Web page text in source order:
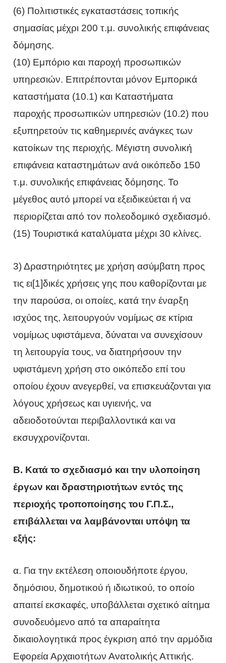
(6) Πολιτιστικές εγκαταστάσεις τοπικής
σημασίας μέχρι 200 τ.μ. συνολικής επιφάνειας
δόμησης.
(10) Εμπόριο και παροχή προσωπικών
υπηρεσιών. Επιτρέπονται μόνον Εμπορικά
καταστήματα (10.1) και Καταστήματα
παροχής προσωπικών υπηρεσιών (10.2) που
εξυπηρετούν τις καθημερινές ανάγκες των
κατοίκων της περιοχής. Μέγιστη συνολική
επιφάνεια καταστημάτων ανά οικόπεδο 150
τ.μ. συνολικής επιφάνειας δόμησης. Το
μέγεθος αυτό μπορεί να εξειδικεύεται ή να
περιορίζεται από τον πολεοδομικό σχεδιασμό.
(15) Τουριστικά καταλύματα μέχρι 30 κλίνες.
3) Δραστηριότητες με χρήση ασύμβατη προς
τις ει[1]δικές χρήσεις γης που καθορίζονται με
την παρούσα, οι οποίες, κατά την έναρξη
ισχύος της, λειτουργούν νομίμως σε κτίρια
νομίμως υφιστάμενα, δύναται να συνεχίσουν
τη λειτουργία τους, να διατηρήσουν την
υφιστάμενη χρήση στο οικόπεδο επί του
οποίου έχουν ανεγερθεί, να επισκευάζονται για
λόγους χρήσεως και υγιεινής, να
αδειοδοτούνται περιβαλλοντικά και να
εκσυγχρονίζονται.
Β. Κατά το σχεδιασμό και την υλοποίηση
έργων και δραστηριοτήτων εντός της
περιοχής τροποποίησης του Γ.Π.Σ.,
επιβάλλεται να λαμβάνονται υπόψη τα
εξής:
α. Για την εκτέλεση οποιουδήποτε έργου,
δημόσιου, δημοτικού ή ιδιωτικού, το οποίο
απαιτεί εκσκαφές, υποβάλλεται σχετικό αίτημα
συνοδευόμενο από τα απαραίτητα
δικαιολογητικά προς έγκριση από την αρμόδια
Εφορεία Αρχαιοτήτων Ανατολικής Αττικής.